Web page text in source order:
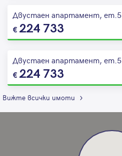
Двустаен апартамент, ет.5
224 733
Двустаен апартамент, ет.5
224 733
Вижте всички имоти